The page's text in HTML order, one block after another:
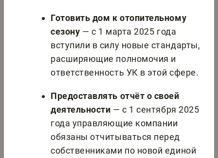
Готовить дом к отопительному
сезону — с 1 марта 2025 года
вступили в силу новые стандарты,
расширяющие полномочия и
ответственность УК в этой сфере.
Предоставлять отчёт о своей
деятельности — с 1 сентября 2025
года управляющие компании
обязаны отчитываться перед
собственниками по новой единой